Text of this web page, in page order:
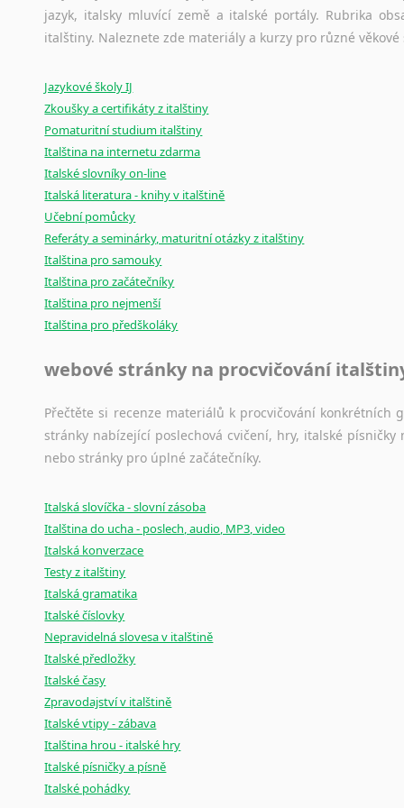
Ostatní pomůcky pro překladatele
poradny a pravidla
jazyk, italsky mluvící země a italské portály. Rubrika
italštiny. Naleznete zde materiály a kurzy pro různé věkové
Jazykové školy IJ
Zkoušky a certifikáty z italštiny
Pomaturitní studium italštiny
Italština na internetu zdarma
Italské slovníky on-line
Italská literatura - knihy v italštině
Učební pomůcky
Referáty a seminárky, maturitní otázky z italštiny
Italština pro samouky
Italština pro začátečníky
Italština pro nejmenší
Italština pro předškoláky
webové stránky na procvičování
Přečtěte si recenze materiálů k procvičování
stránky nabízející poslechová cvičení, hry, italské
nebo stránky pro úplné začátečníky.
Italská slovíčka - slovní zásoba
Italština do ucha - poslech, audio, MP3, video
Italská konverzace
Testy z italštiny
Italská gramatika
Italské číslovky
Nepravidelná slovesa v italštině
Italské předložky
Italské časy
Zpravodajství v italštině
Italské vtipy - zábava
Italština hrou - italské hry
Italské písničky a písně
Italské pohádky